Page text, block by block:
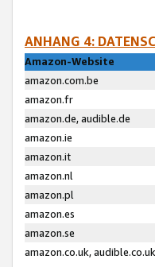
ANHANG 4:
Amazon-Website
amazon.com.be
amazon.fr
amazon.de, audible.de
amazon.ie
amazon.it
amazon.nl
amazon.pl
amazon.es
amazon.se
amazon.co.uk, audible.co.uk